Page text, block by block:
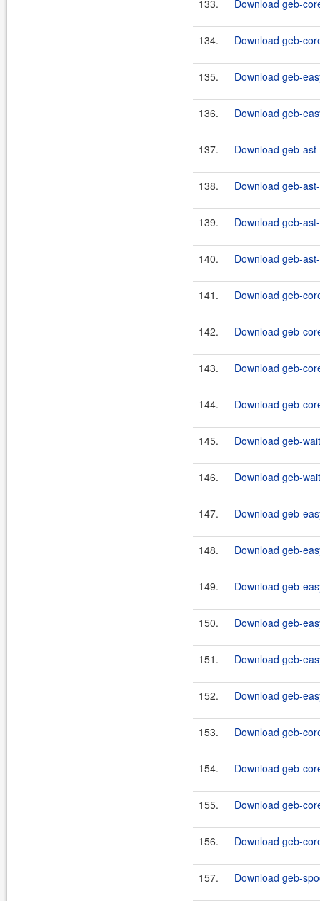
133. Download geb-
134. Download geb-
135. Download geb-
136. Download geb-
137. Download geb-
138. Download geb-
139. Download geb-
140. Download geb-
141. Download geb-
142. Download geb-
143. Download geb-
144. Download geb-
145. Download geb-
146. Download geb-
147. Download geb-
148. Download geb-
149. Download geb-
150. Download geb-
151. Download geb-
152. Download geb-
153. Download geb-
154. Download geb-
155. Download geb-
156. Download geb-
157. Download geb-